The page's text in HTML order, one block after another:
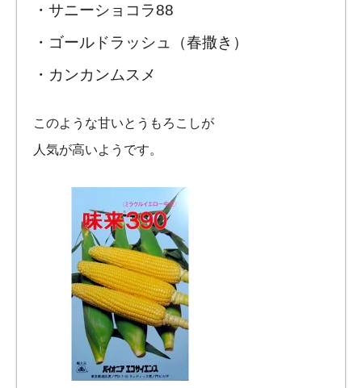
・サニーショコラ88
・ゴールドラッシュ（春撒き）
・カンカンムスメ
このような甘いとうもろこしが
人気が高いようです。